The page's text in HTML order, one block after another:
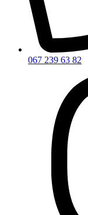
067 239 63 82